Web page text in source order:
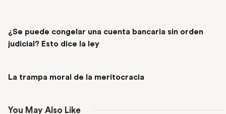
¿Se puede congelar una cuenta bancaria sin orden
judicial? Esto dice la ley
La trampa moral de la meritocracia
You May Also Like